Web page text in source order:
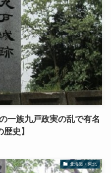
一族九戸政実の乱で有名
史】
北海道・東北